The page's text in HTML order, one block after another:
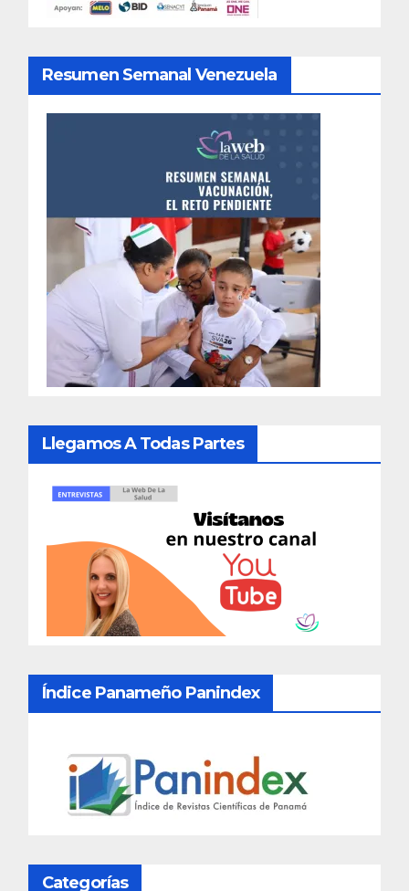
Resumen Semanal Venezuela
Llegamos A Todas Partes
Índice Panameño Panindex
Categorías